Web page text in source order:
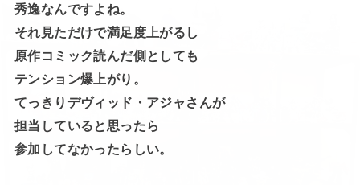
秀逸なんですよね。
それ見ただけで満足度上がるし
原作コミック読んだ側としても
テンション爆上がり。
てっきりデヴィッド・アジャさんが
担当していると思ったら
参加してなかったらしい。